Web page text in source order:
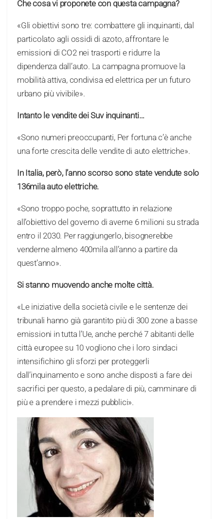
Che cosa vi proponete con questa campagna?
«Gli obiettivi sono tre: combattere gli inquinanti, dal
particolato agli ossidi di azoto, affrontare le
emissioni di CO2 nei trasporti e ridurre la
dipendenza dall’auto. La campagna promuove la
mobilità attiva, condivisa ed elettrica per un futuro
urbano più vivibile».
Intanto le vendite dei Suv inquinanti…
«Sono numeri preoccupanti, Per fortuna c’è anche
una forte crescita delle vendite di auto elettriche».
In Italia, però, l’anno scorso sono state vendute solo
136mila auto elettriche.
«Sono troppo poche, soprattutto in relazione
all’obiettivo del governo di averne 6 milioni su strada
entro il 2030. Per raggiungerlo, bisognerebbe
venderne almeno 400mila all’anno a partire da
quest’anno».
Si stanno muovendo anche molte città.
«Le iniziative della società civile e le sentenze dei
tribunali hanno già garantito più di 300 zone a basse
emissioni in tutta l’Ue, anche perché 7 abitanti delle
città europee su 10 vogliono che i loro sindaci
intensifichino gli sforzi per proteggerli
dall’inquinamento e sono anche disposti a fare dei
sacrifici per questo, a pedalare di più, camminare di
più e a prendere i mezzi pubblici».